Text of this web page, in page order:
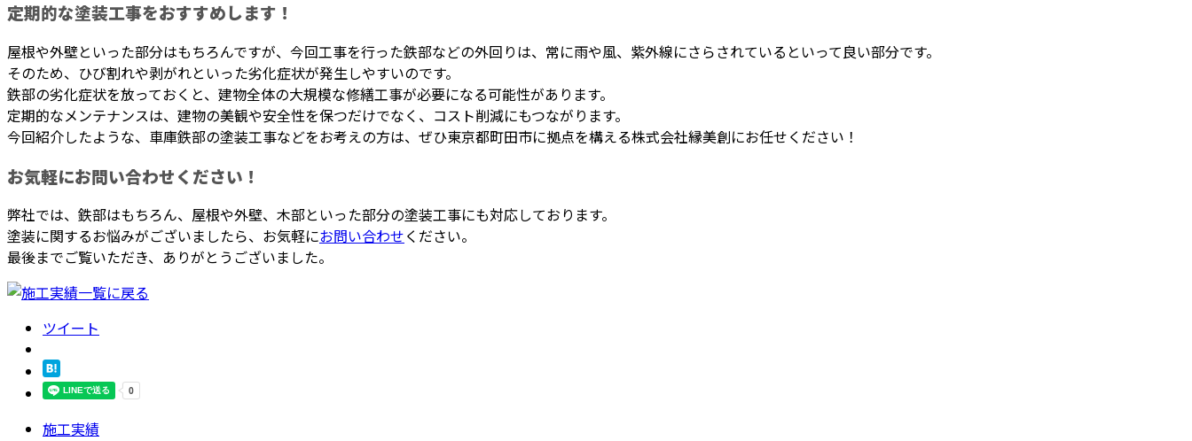
定期的な塗装工事をおすすめします！
屋根や外壁といった部分はもちろんですが、今回工事を行った鉄部などの外回りは、常に雨や風、紫外線にさらされているといって良い部分です。
そのため、ひび割れや剥がれといった劣化症状が発生しやすいのです。
鉄部の劣化症状を放っておくと、建物全体の大規模な修繕工事が必要になる可能性があります。
定期的なメンテナンスは、建物の美観や安全性を保つだけでなく、コスト削減にもつながります。
今回紹介したような、車庫鉄部の塗装工事などをお考えの方は、ぜひ東京都町田市に拠点を構える株式会社縁美創にお任せください！
お気軽にお問い合わせください！
弊社では、鉄部はもちろん、屋根や外壁、木部といった部分の塗装工事にも対応しております。
塗装に関するお悩みがございましたら、お気軽にお問い合わせください。
最後までご覧いただき、ありがとうございました。
ツイート
施工実績